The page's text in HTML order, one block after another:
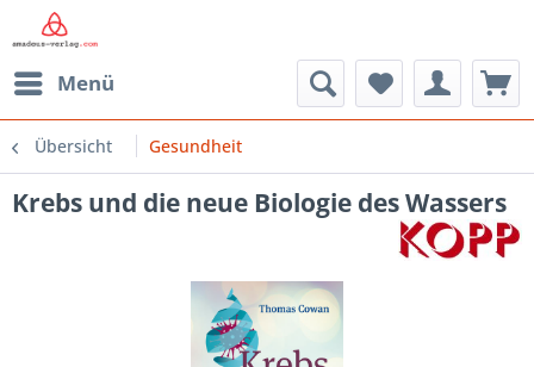
Menü
Übersicht Gesundheit
Krebs und die neue Biologie des Wassers